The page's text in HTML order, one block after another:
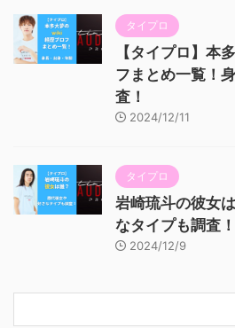
タイプロ
【タイプロ】本
フまとめ一覧！
査！
2024/12/11
タイプロ
岩崎琉斗の彼女
なタイプも調査
2024/12/9